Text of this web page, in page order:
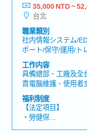
【公司福利】
・年終獎金
・三節獎金
・人事考核
・暑假兩天 (年資滿
・年度員工旅遊 (視
・年度員工健康檢查
35,000 NTD ~
台北
職業類別
社内情報システム/
ポート/保守/運用/ト
の他(IT/インターネ
通訊)工程師
工作内容
具備總部、工廠及全
責電腦維護、使用者
理的MIS資訊助理。
裝、設定、日常維護
Workspace、
設定及問題處理・
福利制度
【法定項目】
・勞健保